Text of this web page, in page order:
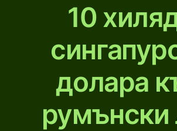
10
долара
румънски